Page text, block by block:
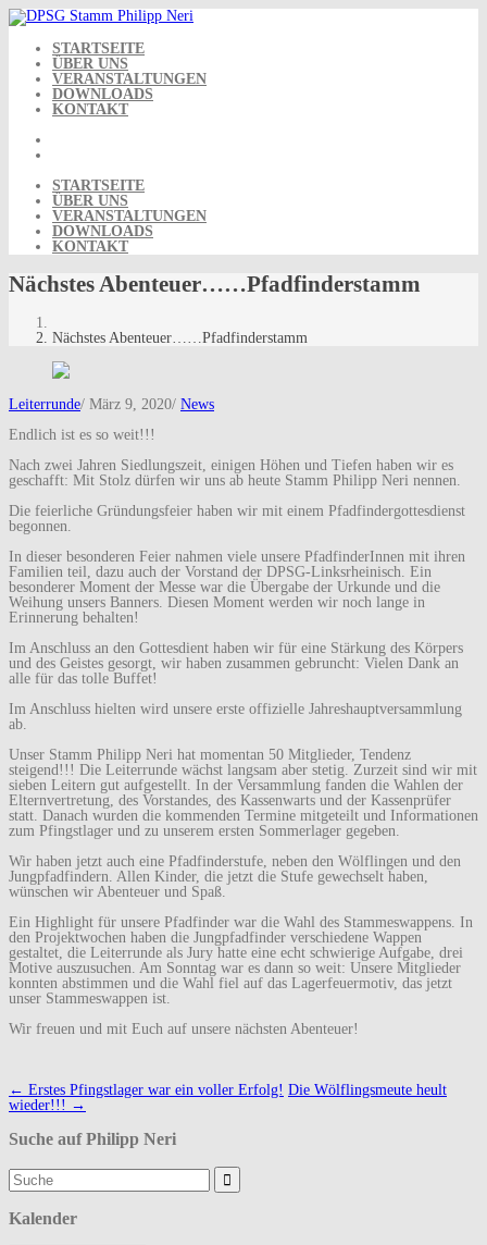
Skip
to
content STARTSEITE
ÜBER UNS
VERANSTALTUNGEN
DOWNLOADS
KONTAKT
STARTSEITE
ÜBER UNS
VERANSTALTUNGEN
DOWNLOADS
KONTAKT
Nächstes Abenteuer……Pfadfinderstamm
Nächstes Abenteuer……Pfadfinderstamm
Leiterrunde/ März 9, 2020/ News
Endlich ist es so weit!!!
Nach zwei Jahren Siedlungszeit, einigen Höhen und Tiefen haben wir es
geschafft: Mit Stolz dürfen wir uns ab heute Stamm Philipp Neri nennen.
Die feierliche Gründungsfeier haben wir mit einem Pfadfindergottesdienst
begonnen.
In dieser besonderen Feier nahmen viele unsere PfadfinderInnen mit ihren
Familien teil, dazu auch der Vorstand der DPSG-Linksrheinisch. Ein
besonderer Moment der Messe war die Übergabe der Urkunde und die
Weihung unsers Banners. Diesen Moment werden wir noch lange in
Erinnerung behalten!
Im Anschluss an den Gottesdient haben wir für eine Stärkung des Körpers
und des Geistes gesorgt, wir haben zusammen gebruncht: Vielen Dank an
alle für das tolle Buffet!
Im Anschluss hielten wird unsere erste offizielle Jahreshauptversammlung
ab.
Unser Stamm Philipp Neri hat momentan 50 Mitglieder, Tendenz
steigend!!! Die Leiterrunde wächst langsam aber stetig. Zurzeit sind wir mit
sieben Leitern gut aufgestellt. In der Versammlung fanden die Wahlen der
Elternvertretung, des Vorstandes, des Kassenwarts und der Kassenprüfer
statt. Danach wurden die kommenden Termine mitgeteilt und Informationen
zum Pfingstlager und zu unserem ersten Sommerlager gegeben.
Wir haben jetzt auch eine Pfadfinderstufe, neben den Wölflingen und den
Jungpfadfindern. Allen Kinder, die jetzt die Stufe gewechselt haben,
wünschen wir Abenteuer und Spaß.
Ein Highlight für unsere Pfadfinder war die Wahl des Stammeswappens. In
den Projektwochen haben die Jungpfadfinder verschiedene Wappen
gestaltet, die Leiterrunde als Jury hatte eine echt schwierige Aufgabe, drei
Motive auszusuchen. Am Sonntag war es dann so weit: Unsere Mitglieder
konnten abstimmen und die Wahl fiel auf das Lagerfeuermotiv, das jetzt
unser Stammeswappen ist.
Wir freuen und mit Euch auf unsere nächsten Abenteuer!
Navigation
(Beiträge)
← Erstes Pfingstlager war ein voller Erfolg! Die Wölflingsmeute heult
wieder!!! →
Suche auf Philipp Neri
Suchergebnis
für:
Kalender